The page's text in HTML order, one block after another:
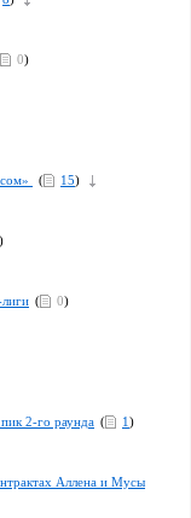
0)
( 15)
)
( 0)
2-го раунда ( 1)
Аллена и Мусы